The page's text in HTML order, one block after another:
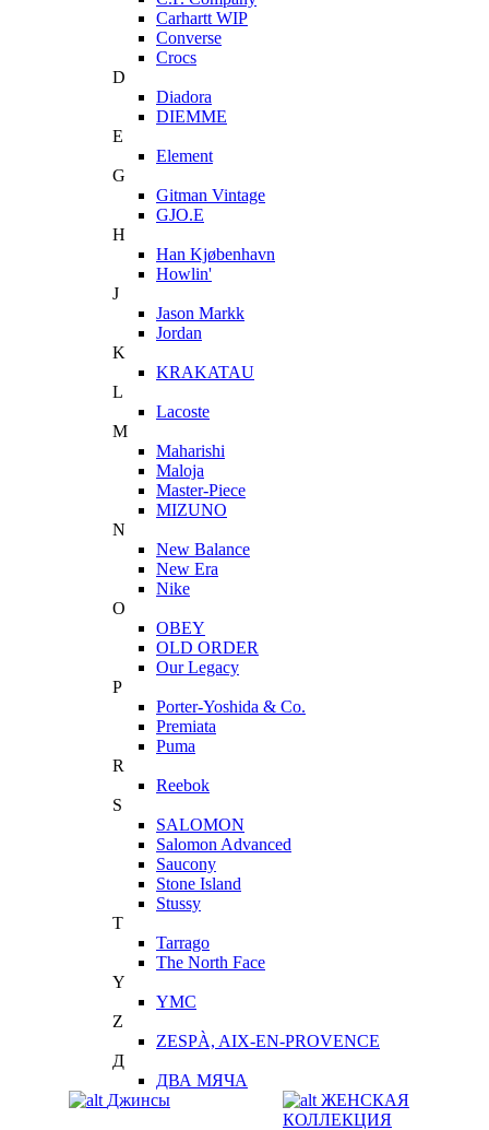
Carhartt WIP
Converse
Crocs
D
Diadora
DIEMME
E
Element
G
Gitman Vintage
GJO.E
H
Han Kjøbenhavn
Howlin'
J
Jason Markk
Jordan
K
KRAKATAU
L
Lacoste
M
Maharishi
Maloja
Master-Piece
MIZUNO
N
New Balance
New Era
Nike
O
OBEY
OLD ORDER
Our Legacy
P
Porter-Yoshida & Co.
Premiata
Puma
R
Reebok
S
SALOMON
Salomon Advanced
Saucony
Stone Island
Stussy
T
Tarrago
The North Face
Y
YMC
Z
ZESPÀ, AIX-EN-PROVENCE
Д
ДВА МЯЧА
Джинсы
ЖЕНСКАЯ
КОЛЛЕКЦИЯ